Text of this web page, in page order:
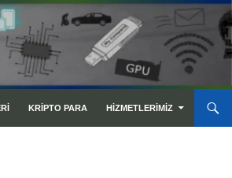
KRIPTO PARA HIZMETLERIMIZ